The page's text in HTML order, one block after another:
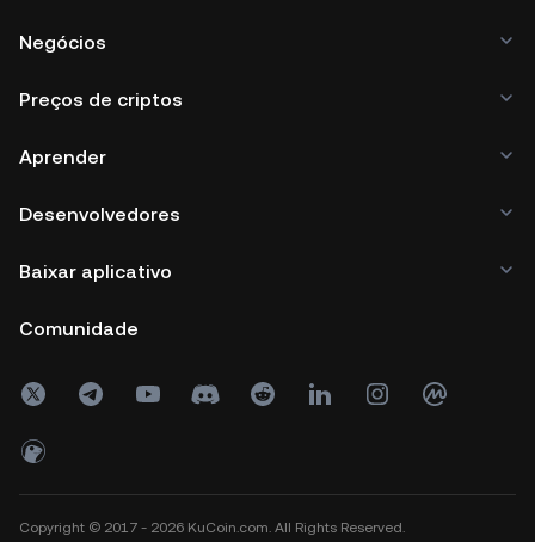
Negócios
Preços de criptos
Aprender
Desenvolvedores
Baixar aplicativo
Comunidade
Copyright © 2017 - 2026 KuCoin.com. All Rights Reserved.